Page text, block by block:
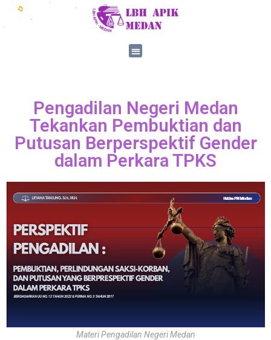
Pengadilan Negeri Medan
Tekankan Pembuktian dan
Putusan Berperspektif Gender
dalam Perkara TPKS
Materi Pengadilan Negeri Medan